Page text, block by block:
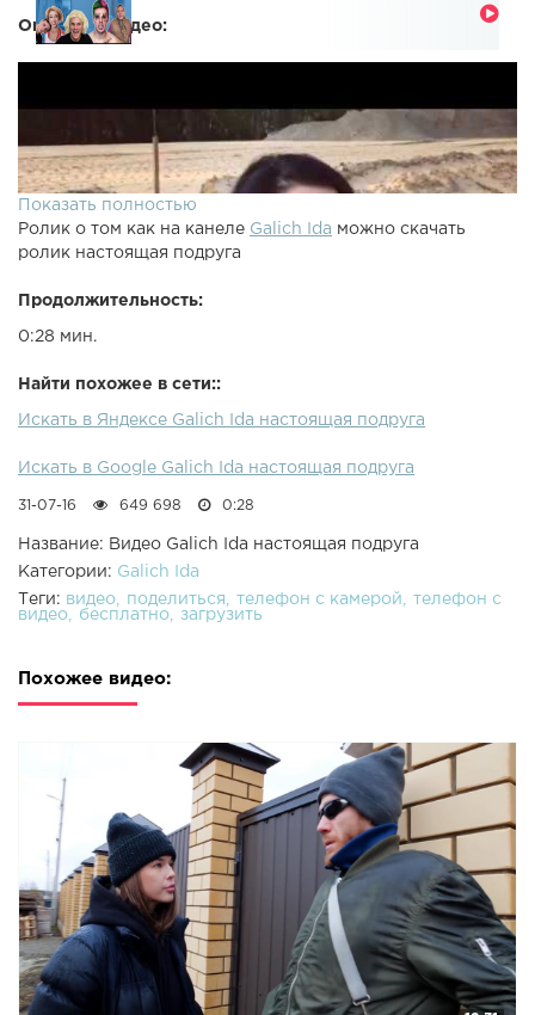
Описание видео:
Показать полностью
Ролик о том как на канеле Galich Ida можно скачать
ролик настоящая подруга
Продолжительность:
0:28 мин.
Найти похожее в сети::
Искать в Яндексе Galich Ida настоящая подруга
Искать в Google Galich Ida настоящая подруга
31-07-16 649 698 0:28
Название: Видео Galich Ida настоящая подруга
Категории: Galich Ida
Теги: видео поделиться телефон с камерой
телефон с
видео
бесплатно загрузить
Похожее видео: